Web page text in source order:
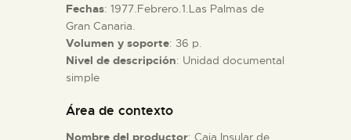
DIDÁCTICA
ESPAÑOL
Fechas: 1977.Febrero.1.Las Palmas de
Gran Canaria.
Volumen y soporte: 36 p.
Nivel de descripción: Unidad documental
simple
Área de contexto
Nombre del productor: Caja Insular de